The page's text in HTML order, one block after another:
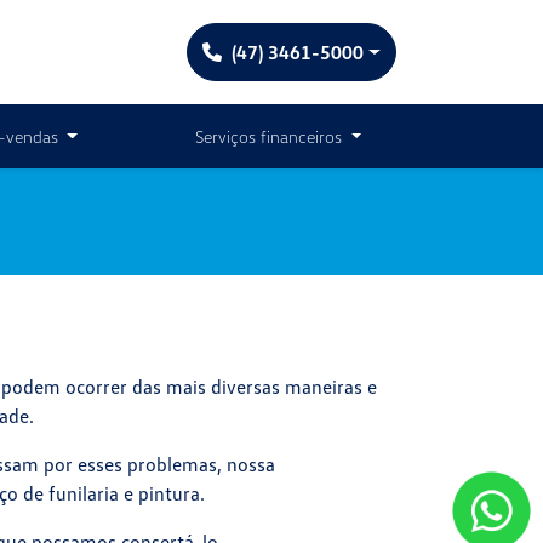
(47) 3461-5000
vendas Serviços financeiros
ocorrer das mais diversas maneiras e
por esses problemas, nossa
de funilaria e pintura.